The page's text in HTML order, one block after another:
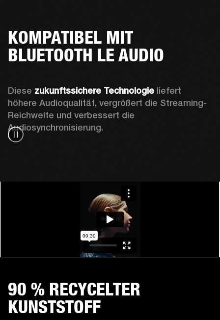
KOMPATIBEL MIT
BLUETOOTH LE AUDIO
Diese zukunftssichere Technologie liefert
höhere Audioqualität, vergrößert die Streaming-
Reichweite und verbessert die
Audiosynchronisierung.
90 % RECYCELTER
KUNSTSTOFF